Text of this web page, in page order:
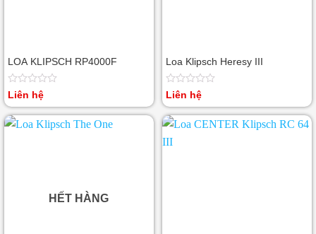
LOA KLIPSCH RP4000F
Được
hạng
0
Liên hệ
Loa Klipsch Heresy III
Được
hạng
0
Liên hệ
HẾT HÀNG